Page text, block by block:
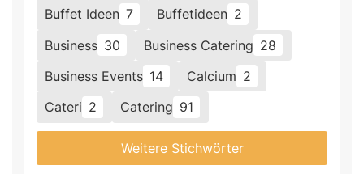
Buffet Ideen 7 Buffetideen 2
Business 30 Business Catering 28
Business Events 14 Calcium 2
Cateri 2 Catering 91
Weitere Stichwörter